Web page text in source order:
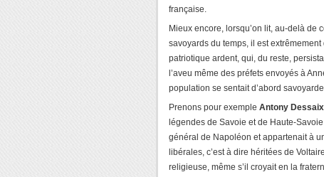
française.
Mieux encore, lorsqu’on lit, au-delà de
savoyards du temps, il est
patriotique ardent, qui, du reste,
l’aveu même des préfets envoyés à
population se sentait d’abord
Prenons pour exemple Antony
légendes de Savoie et de Haute-
général de Napoléon et appartenait à
libérales, c’est à dire héritées de
religieuse, même s’il croyait en la